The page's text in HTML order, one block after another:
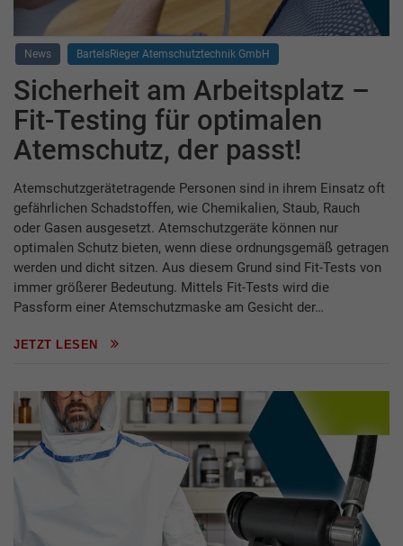
News BartelsRieger Atemschutztechnik GmbH
Sicherheit am Arbeitsplatz –
Fit-Testing für optimalen
Atemschutz, der passt!
Atemschutzgerätetragende Personen sind in ihrem Einsatz oft
gefährlichen Schadstoffen, wie Chemikalien, Staub, Rauch
oder Gasen ausgesetzt. Atemschutzgeräte können nur
optimalen Schutz bieten, wenn diese ordnungsgemäß getragen
werden und dicht sitzen. Aus diesem Grund sind Fit-Tests von
immer größerer Bedeutung. Mittels Fit-Tests wird die
Passform einer Atemschutzmaske am Gesicht der…
JETZT LESEN